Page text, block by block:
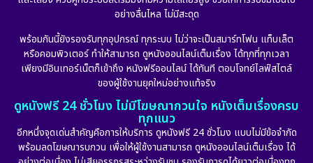
อย่างลื่นไหล ไม่มีสะดุด
พร้อมกันนี้ยังรองรับทุกอุปกรณ์ ทุกระบบ ไม่ว่าจะเป็นสมาร์ทโฟน แท็บเล็ต
หรือคอมพิวเตอร์ ทำให้สามารถ ดูหนังออนไลน์เต็มเรื่อง ได้ทุกที่ทุกเวลา
เพียงมีอินเทอร์เน็ตก็เข้าถึง หนังฟรีออนไลน์ ได้ทันที ตอบโจทย์ไลฟ์สไตล์
ของผู้ใช้งานยุคใหม่อย่างแท้จริง
ดูหนังฟรี 24 ชั่วโมง ไม่มีโฆษณากวนใจ หนังเต็มเรื่องครบ
ทุกแนว
อีกหนึ่งจุดเด่นสำคัญคือการให้บริการ ดูหนังฟรี 24 ชั่วโมง แบบไม่มีข้อจำกัด
พร้อมลดโฆษณารบกวน เพื่อให้ผู้ใช้งานสามารถ ดูหนังออนไลน์เต็มเรื่อง ได้